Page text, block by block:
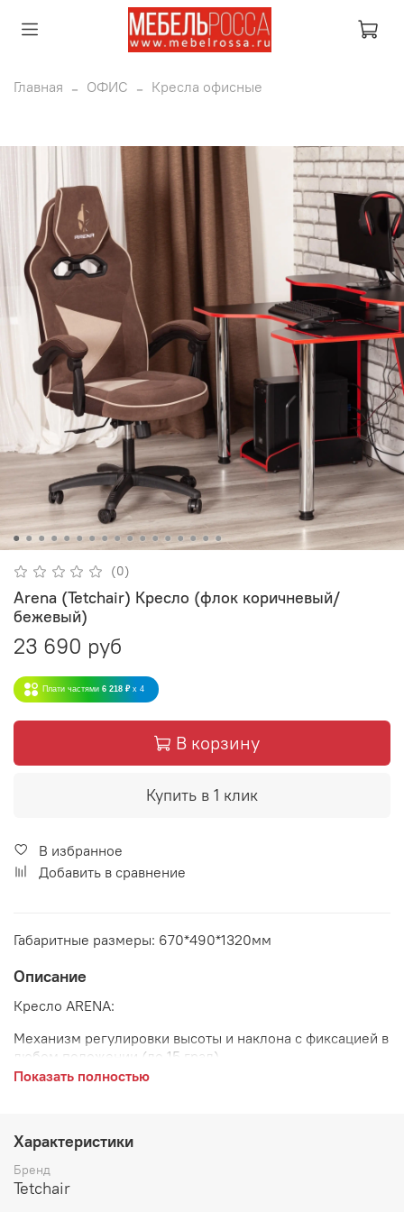
Главная ОФИС Кресла офисные
(0)
Arena (Tetchair) Кресло (флок коричневый/
бежевый)
23 690 руб
Плати частями 6 218 ₽ x 4
В корзину
Купить в 1 клик
В избранное
Добавить в сравнение
Габаритные размеры: 670*490*1320мм
Описание
Кресло АRENA:
Механизм регулировки высоты и наклона с фиксацией в
любом положении (до 15 град)
Крестовина - пластиковая
Ролики - прорезиненные
Показать полностью
Характеристики
Бренд
Tetchair